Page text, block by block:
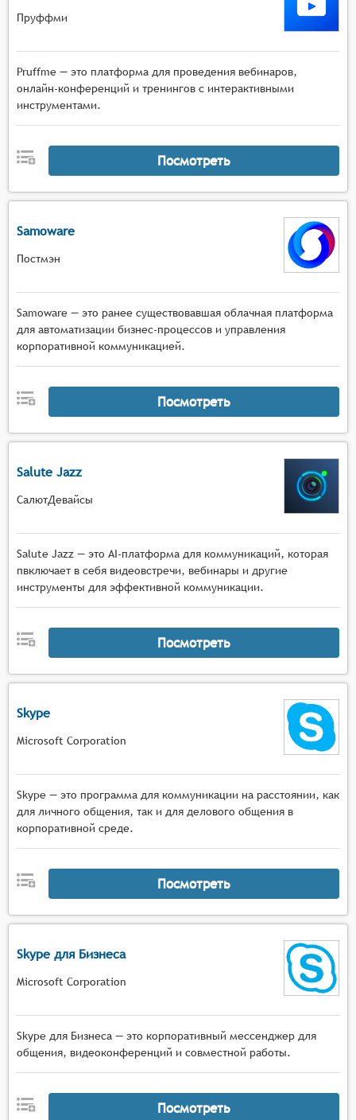
Пруффми
Pruffme — это платформа для проведения вебинаров,
онлайн-конференций и тренингов с интерактивными
инструментами.
Посмотреть
Samoware
Постмэн
Samoware — это ранее существовавшая облачная платформа
для автоматизации бизнес-процессов и управления
корпоративной коммуникацией.
Посмотреть
Salute Jazz
СалютДевайсы
Salute Jazz — это AI-платформа для коммуникаций, которая
пвключает в себя видеовстречи, вебинары и другие
инструменты для эффективной коммуникации.
Посмотреть
Skype
Microsoft Corporation
Skype — это программа для коммуникации на расстоянии, как
для личного общения, так и для делового общения в
корпоративной среде.
Посмотреть
Skype для Бизнеса
Microsoft Corporation
Skype для Бизнеса — это корпоративный мессенджер для
общения, видеоконференций и совместной работы.
Посмотреть